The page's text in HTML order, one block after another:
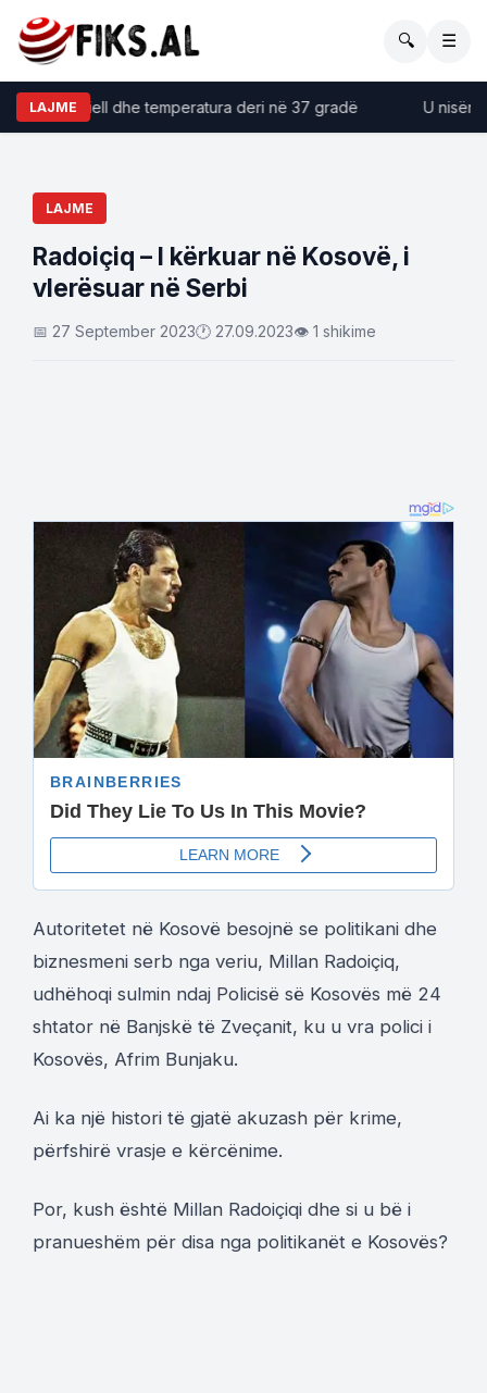
🔍 ☰
LAJME
me diell dhe temperatura deri në 37 gradë U nisën
LAJME
Radoiçiq – I kërkuar në Kosovë, i
vlerësuar në Serbi
📅 27 September 2023🕐 27.09.2023👁 1 shikime
Autoritetet në Kosovë besojnë se politikani dhe
biznesmeni serb nga veriu, Millan Radoiçiq,
udhëhoqi sulmin ndaj Policisë së Kosovës më 24
shtator në Banjskë të Zveçanit, ku u vra polici i
Kosovës, Afrim Bunjaku.
Ai ka një histori të gjatë akuzash për krime,
përfshirë vrasje e kërcënime.
Por, kush është Millan Radoiçiqi dhe si u bë i
pranueshëm për disa nga politikanët e Kosovës?